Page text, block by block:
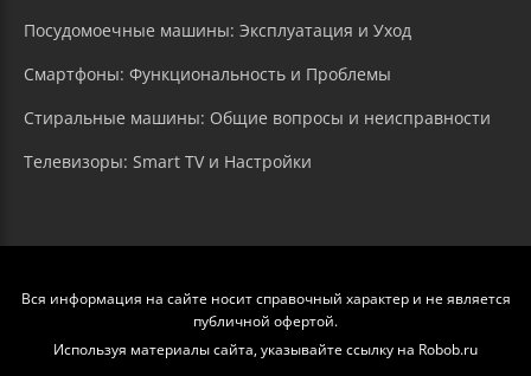
Посудомоечные машины: Эксплуатация и Уход
Смартфоны: Функциональность и Проблемы
Стиральные машины: Общие вопросы и неисправности
Телевизоры: Smart TV и Настройки
Вся информация на сайте носит справочный характер и не является
публичной офертой.
Используя материалы сайта, указывайте ссылку на Robob.ru